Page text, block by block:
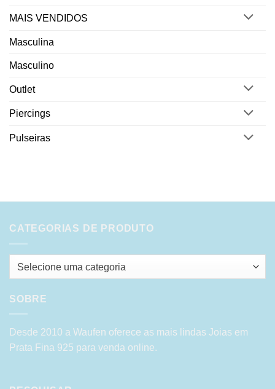
MAIS VENDIDOS
Masculina
Masculino
Outlet
Piercings
Pulseiras
CATEGORIAS DE PRODUTO
Selecione uma categoria
SOBRE
Desde 2010 a Waufen oferece as mais lindas Joias em
Prata Fina 925 para venda online.